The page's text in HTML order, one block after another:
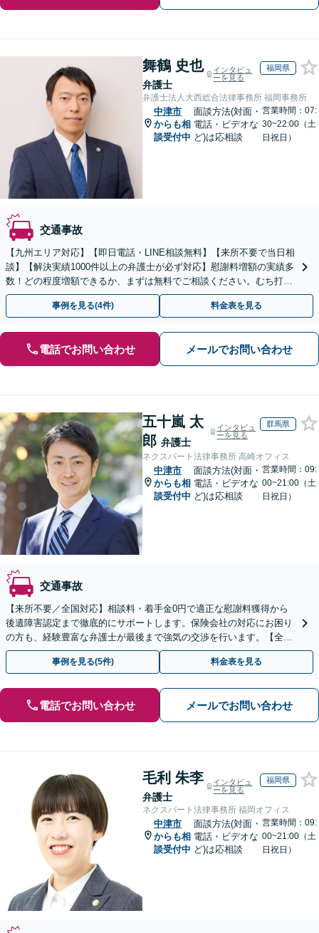
舞鶴 史也
弁護士
インタビュ
ーを見る
福岡県
弁護士法人大西総合法律事務所 福岡事務所
中津市
からも相
談受付中
面談方法(対面・
電話・ビデオな
ど)は応相談
営業時間：07:
30~22:00（土
日祝日）
交通事故
【九州エリア対応】【即日電話・LINE相談無料】【来所不要で当日相
談】【解決実績1000件以上の弁護士が必ず対応】慰謝料増額の実績多
数！どの程度増額できるか、まずは無料でご相談ください。むち打
ち〜重大事故まで【弁護士費用特約の利用可】
事例を見る(4件) 料金表を見る
電話でお問い合わせ メールでお問い合わせ
五十嵐 太
郎 弁護士
インタビュ
ーを見る
群馬県
ネクスパート法律事務所 高崎オフィス
中津市
からも相
談受付中
面談方法(対面・
電話・ビデオな
ど)は応相談
営業時間：09:
00~21:00（土
日祝日）
交通事故
【来所不要／全国対応】相談料・着手金0円で適正な慰謝料獲得から
後遺障害認定まで徹底的にサポートします。保険会社の対応にお困り
の方も、経験豊富な弁護士が最後まで強気の交渉を行います。【全国
13拠点】お気軽にご相談ください。
事例を見る(5件) 料金表を見る
電話でお問い合わせ メールでお問い合わせ
毛利 朱李
弁護士
インタビュ
ーを見る
福岡県
ネクスパート法律事務所 福岡オフィス
中津市
からも相
談受付中
面談方法(対面・
電話・ビデオな
ど)は応相談
営業時間：09:
00~21:00（土
日祝日）